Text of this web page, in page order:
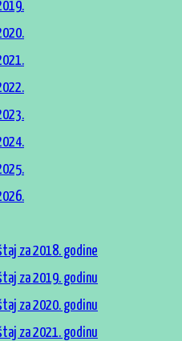
za 2018. godine
za 2019. godinu
za 2020. godinu
za 2021. godinu